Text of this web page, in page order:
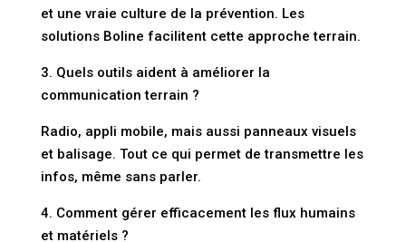
et une vraie culture de la prévention. Les
solutions Boline facilitent cette approche terrain.
3. Quels outils aident à améliorer la
communication terrain ?
Radio, appli mobile, mais aussi panneaux visuels
et balisage. Tout ce qui permet de transmettre les
infos, même sans parler.
4. Comment gérer efficacement les flux humains
et matériels ?